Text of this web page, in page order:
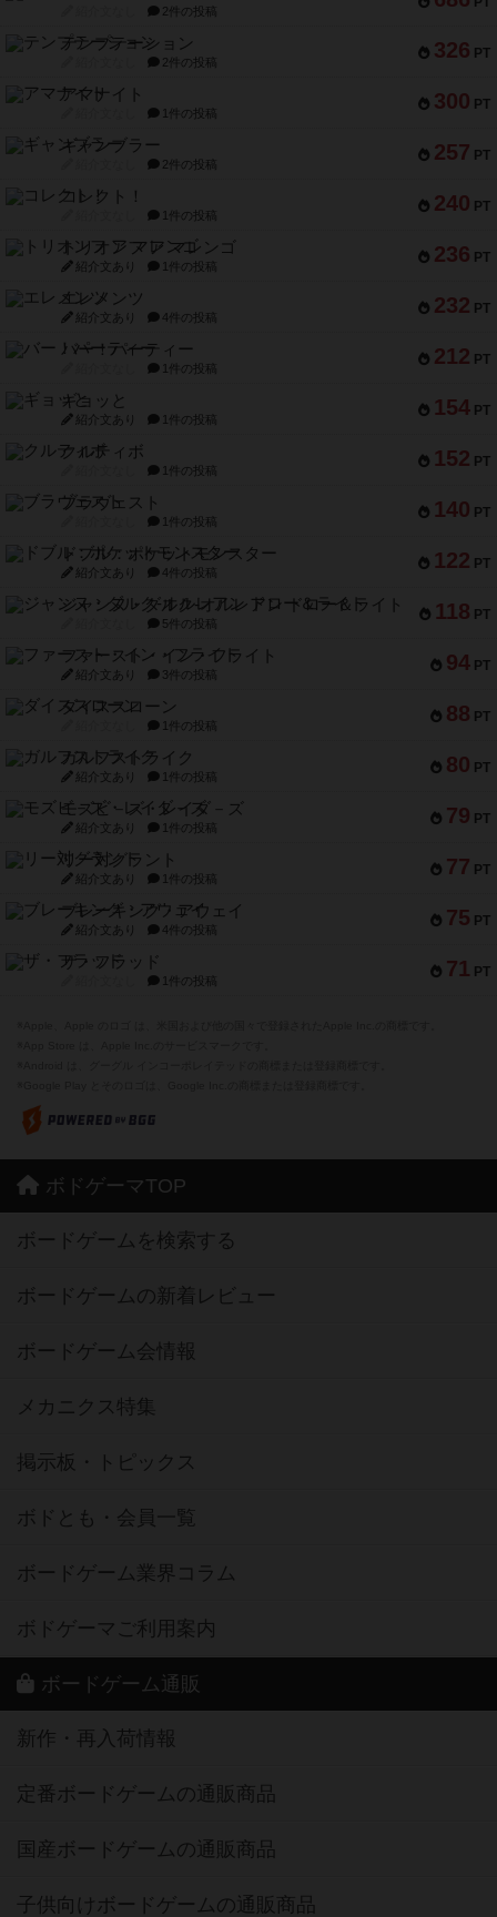
2件の投稿
326 PT
テンプテーション
2件の投稿
300 PT
アマナイト
1件の投稿
257 PT
ギャンブラー
2件の投稿
240 PT
コレクト！
1件の投稿
236 PT
トリオンフ ア マレンゴ
紹介文あり 1件の投稿
232 PT
エレメンツ
紹介文あり 4件の投稿
212 PT
バー！パーティー
1件の投稿
154 PT
ギョッと
紹介文あり 1件の投稿
152 PT
クルティボ
1件の投稿
140 PT
ブラヴェスト
1件の投稿
122 PT
ドブル：ポケットモンスター
紹介文あり 4件の投稿
118 PT
ジャンヌ・ダルク-オルレアン ドロー＆ライト
5件の投稿
94 PT
ファースト・イン・フライト
紹介文あり 3件の投稿
88 PT
ダイススローン
1件の投稿
80 PT
ガルフストライク
紹介文あり 1件の投稿
79 PT
モズビ－ズ・レイダ－ズ
紹介文あり 1件の投稿
77 PT
リー対グラント
紹介文あり 1件の投稿
75 PT
ブレーキング・アウェイ
紹介文あり 4件の投稿
71 PT
ザ・フラッド
1件の投稿
ボドゲーマTOP
ボードゲームを検索する
ボードゲームの新着レビュー
ボードゲーム会情報
メカニクス特集
掲示板・トピックス
ボドとも・会員一覧
ボードゲーム業界コラム
ボドゲーマご利用案内
ボードゲーム通販
新作・再入荷情報
定番ボードゲームの通販商品
国産ボードゲームの通販商品
子供向けボードゲームの通販商品